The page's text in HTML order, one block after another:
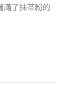
滿了抹茶粉的